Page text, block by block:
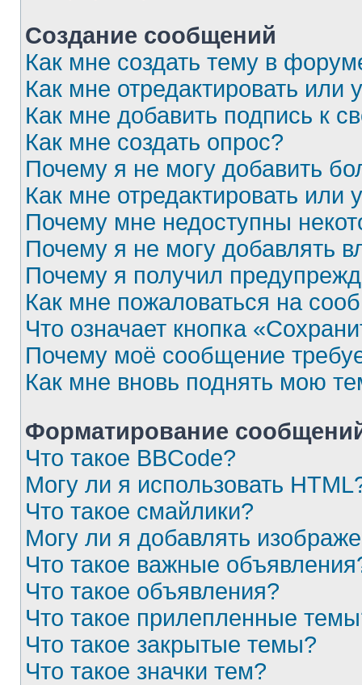
Создание сообщений
Как мне создать тему в
Как мне отредактировать или
Как мне добавить подпись к
Как мне создать опрос?
Почему я не могу добавить
Как мне отредактировать или
Почему мне недоступны
Почему я не могу добавлять
Почему я получил
Как мне пожаловаться на
Что означает кнопка
Почему моё сообщение
Как мне вновь поднять мою
Форматирование
Что такое BBCode?
Могу ли я использовать
Что такое смайлики?
Могу ли я добавлять
Что такое важные
Что такое объявления?
Что такое прилепленные
Что такое закрытые темы?
Что такое значки тем?